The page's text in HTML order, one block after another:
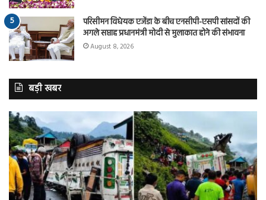
परिसीमन विधेयक एजेंडा के बीच एनसीपी-एसपी सांसदों की
अगले सप्ताह प्रधानमंत्री मोदी से मुलाकात होने की संभावना
August 8, 2026
बड़ी खबर